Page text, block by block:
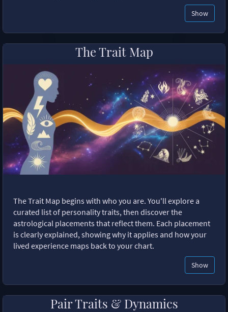
Show
The Trait Map
The Trait Map begins with who you are. You'll explore a
curated list of personality traits, then discover the
astrological placements that reflect them. Each placement
is clearly explained, showing why it applies and how your
lived experience maps back to your chart.
Show
Pair Traits & Dynamics